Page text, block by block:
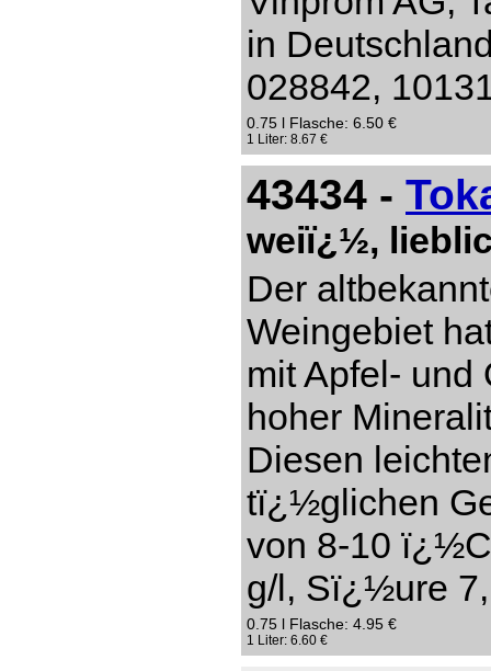
in
028842,
0.75 l Flasche: 6.50 €
1 Liter: 8.67 €
43434 -
weiï¿½,
Der
Weingebiet
mit Apfel- und
hoher
Diesen
tï¿½glichen
von 8-10
g/l, Sï¿½ure
0.75 l Flasche: 4.95 €
1 Liter: 6.60 €